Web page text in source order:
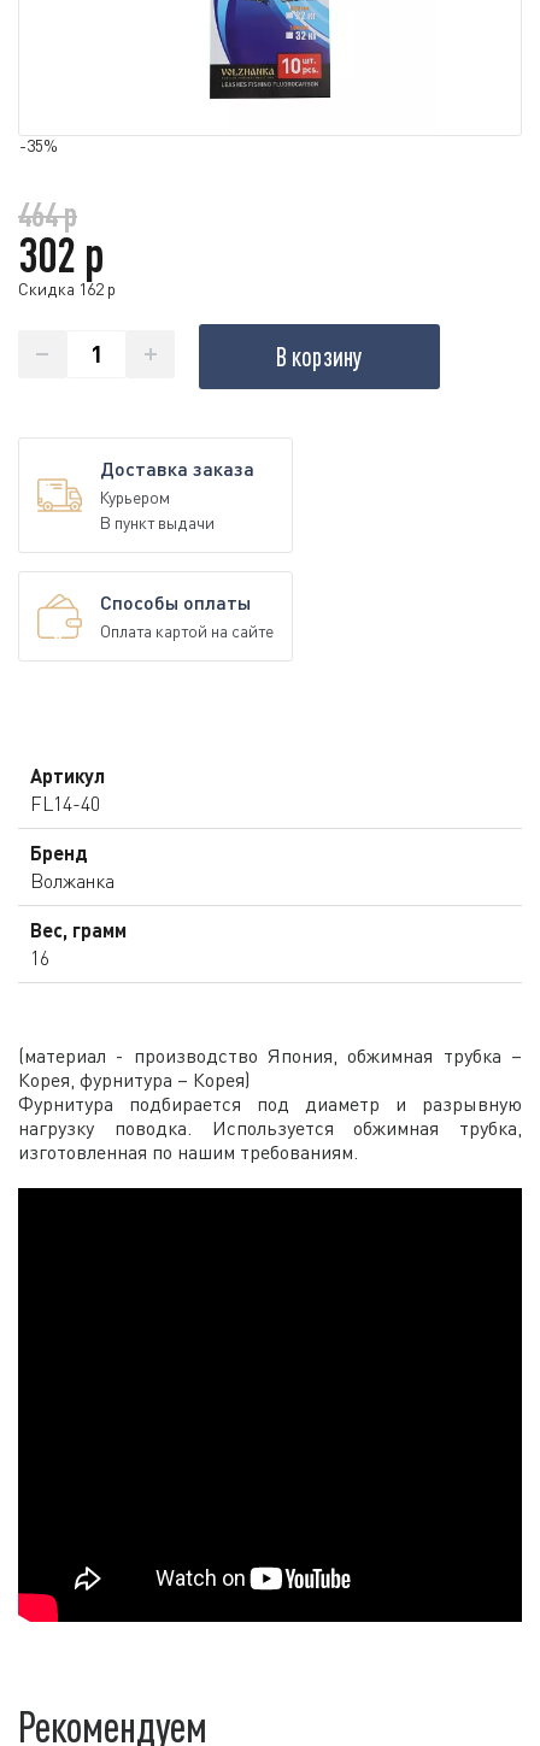
-35%
464 р
302 р
Скидка 162 р
В корзину
Доставка заказа
Курьером
В пункт выдачи
Способы оплаты
Оплата картой на сайте
Артикул
FL14-40
Бренд
Волжанка
Вес, грамм
16
(материал - производство Япония, обжимная трубка –
Корея, фурнитура – Корея)
Фурнитура подбирается под диаметр и разрывную
нагрузку поводка. Используется обжимная трубка,
изготовленная по нашим требованиям.
Рекомендуем